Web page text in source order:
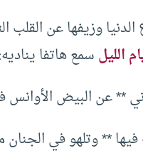
وزيفها عن القلب
الليلسمع هاتفا يناديه:
** عن البيض
** وتلهو في الجنان